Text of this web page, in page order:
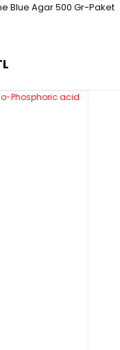
Blue Agar 500 Gr-Paket